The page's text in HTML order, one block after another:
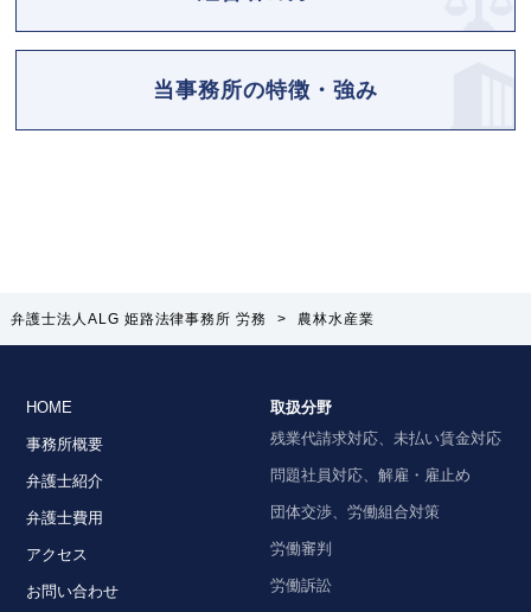
当事務所の特徴・強み
弁護士法人ALG 姫路法律事務所 労務 > 農林水産業
HOME
事務所概要
弁護士紹介
弁護士費用
アクセス
お問い合わせ
取扱分野
残業代請求対応、未払い賃金対応
問題社員対応、解雇・雇止め
団体交渉、労働組合対策
労働審判
労働訴訟